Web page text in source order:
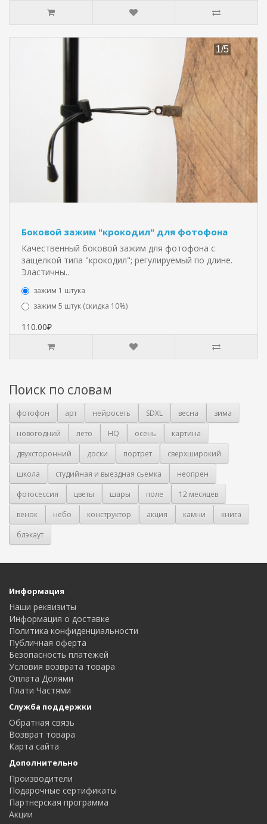
Боковой зажим "крокодил" для фотофона
Качественный боковой зажим для фотофона с
защелкой типа "крокодил"; регулируемый по длине.
Эластичны..
зажим 1 штука
зажим 5 штук (скидка 10%)
110.00₽
Поиск по словам
фотофон арт нейросеть SDXL весна
зима
новогодний
лето HQ осень
картина
двухсторонний
доски портрет
сверхширокий
школа
студийная и выездная сьемка
неопрен
фотосессия
цветы шары поле
12 месяцев
венок
небо конструктор акция камни
книга
блэкаут
Информация
Наши реквизиты
Информация о доставке
Политика конфиденциальности
Публичная оферта
Безопасность платежей
Условия возврата товара
Оплата Долями
Плати Частями
Служба поддержки
Обратная связь
Возврат товара
Карта сайта
Дополнительно
Производители
Подарочные сертификаты
Партнерская программа
Акции